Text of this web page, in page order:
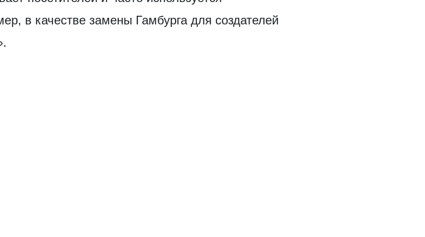
в качестве замены Гамбурга для создателей